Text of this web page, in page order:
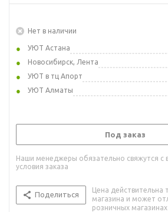
Нет в наличии
УЮТ Астана
Новосибирск, Лента
УЮТ в тц Апорт
УЮТ Алматы
Под заказ
Наши менеджеры обязательно свяжутся с
условия заказа
Поделиться
Цена действительна
магазина и может
розничных магазинах